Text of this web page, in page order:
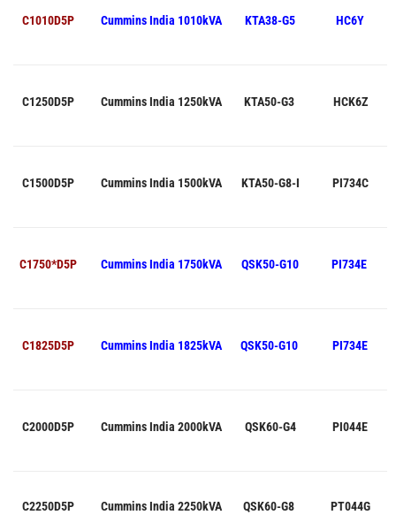
C1010D5P Cummins India 1010kVA KTA38-G5 HC6Y
C1250D5P Cummins India 1250kVA KTA50-G3 HCK6Z
C1500D5P Cummins India 1500kVA KTA50-G8-I PI734C
C1750*D5P Cummins India 1750kVA QSK50-G10 PI734E
C1825D5P Cummins India 1825kVA QSK50-G10 PI734E
C2000D5P Cummins India 2000kVA QSK60-G4 PI044E
C2250D5P Cummins India 2250kVA QSK60-G8 PT044G